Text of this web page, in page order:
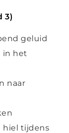
3)
geluid
in het
naar
hiel tijdens